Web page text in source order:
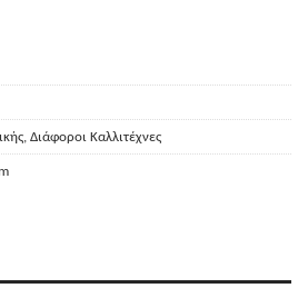
, Διάφοροι Καλλιτέχνες